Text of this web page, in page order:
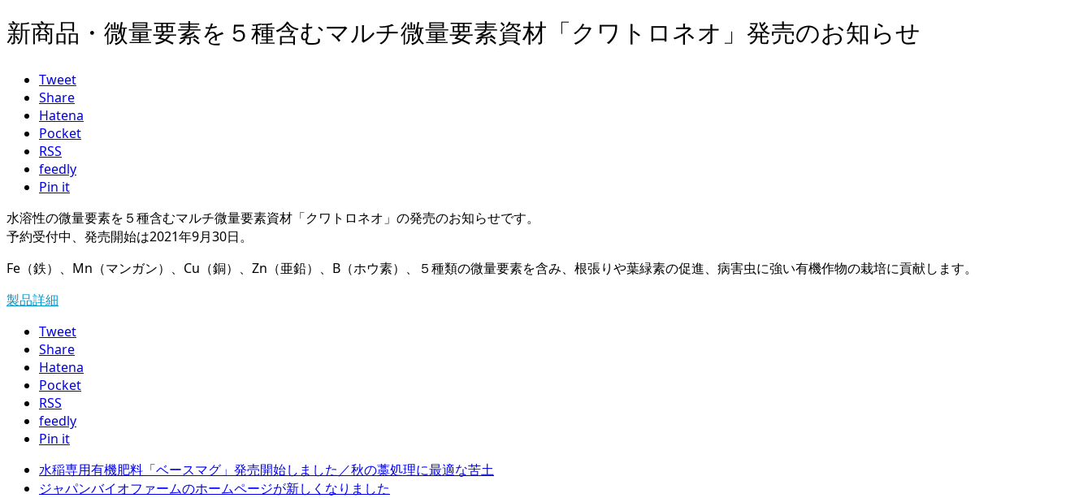
新商品・微量要素を５種含むマルチ微量要素資材「クワトロネオ」発売のお知らせ
Tweet
Share
Hatena
Pocket
RSS
feedly
Pin it
水溶性の微量要素を５種含むマルチ微量要素資材「クワトロネオ」の発売のお知らせです。
予約受付中、発売開始は2021年9月30日。
Fe（鉄）、Mn（マンガン）、Cu（銅）、Zn（亜鉛）、B（ホウ素）、５種類の微量要素を含み、根張りや葉緑素の促進、病害虫に強い有機作物の栽培に貢献します。
製品詳細
Tweet
Share
Hatena
Pocket
RSS
feedly
Pin it
水稲専用有機肥料「ベースマグ」発売開始しました／秋の藁処理に最適な苦土
ジャパンバイオファームのホームページが新しくなりました